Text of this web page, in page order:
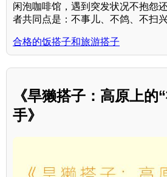
闲泡咖啡馆，遇到突发状况不抱怨
者共同点是：不事儿、不鸽、不扫兴
合格的饭搭子和旅游搭子
《旱獭搭子：高原上的
手》